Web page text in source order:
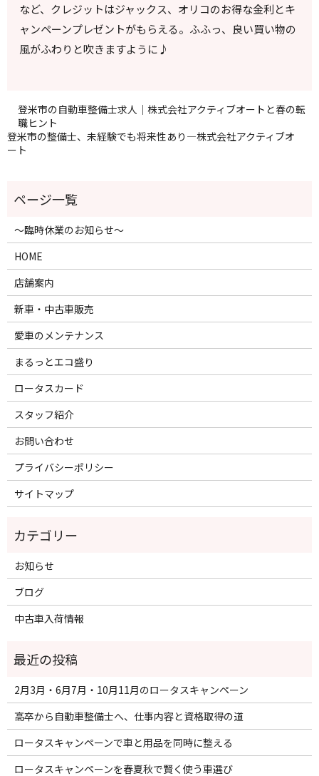
など、クレジットはジャックス、オリコのお得な金利とキ
ャンペーンプレゼントがもらえる。ふふっ、良い買い物の
風がふわりと吹きますように♪
登米市の自動車整備士求人｜株式会社アクティブオートと春の転
職ヒント
登米市の整備士、未経験でも将来性あり—株式会社アクティブオ
ート
～臨時休業のお知らせ～
HOME
店舗案内
新車・中古車販売
愛車のメンテナンス
まるっとエコ盛り
ロータスカード
スタッフ紹介
お問い合わせ
プライバシーポリシー
サイトマップ
お知らせ
ブログ
中古車入荷情報
2月3月・6月7月・10月11月のロータスキャンペーン
高卒から自動車整備士へ、仕事内容と資格取得の道
ロータスキャンペーンで車と用品を同時に整える
ロータスキャンペーンを春夏秋で賢く使う車選び